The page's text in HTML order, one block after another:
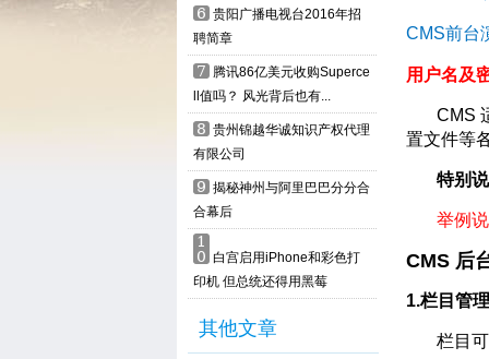
6 贵阳广播电视台2016年招
聘简章
7 腾讯86亿美元收购Superce
ll值吗？ 风光背后也有...
8 贵州锦越华诚知识产权代理
有限公司
9 揭秘神州与阿里巴巴分分合
合幕后
1
0 白宫启用iPhone和彩色打
印机 但总统还得用黑莓
其他文章
CMS前台
用户名及
CMS 适
置文件等
特别说
举例说
CMS 后
1.栏目管理
栏目可